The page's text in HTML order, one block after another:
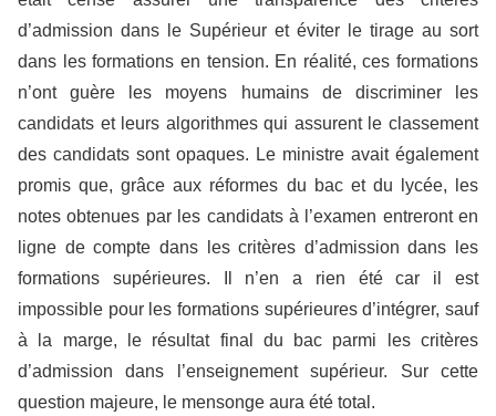
d’admission dans le Supérieur et éviter le tirage au sort
dans les formations en tension. En réalité, ces formations
n’ont guère les moyens humains de discriminer les
candidats et leurs algorithmes qui assurent le classement
des candidats sont opaques. Le ministre avait également
promis que, grâce aux réformes du bac et du lycée, les
notes obtenues par les candidats à l’examen entreront en
ligne de compte dans les critères d’admission dans les
formations supérieures. Il n’en a rien été car il est
impossible pour les formations supérieures d’intégrer, sauf
à la marge, le résultat final du bac parmi les critères
d’admission dans l’enseignement supérieur. Sur cette
question majeure, le mensonge aura été total.